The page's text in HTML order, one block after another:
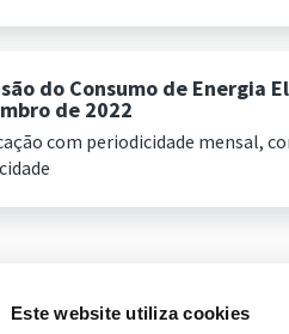
Este website utiliza cookies
do Consumo de Energia
de 2022
com periodicidade mensal,